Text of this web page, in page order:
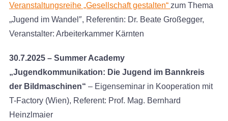
Veranstaltungsreihe „Gesellschaft gestalten“ zum Thema
„Jugend im Wandel″, Referentin: Dr. Beate Großegger,
Veranstalter: Arbeiterkammer Kärnten
30.7.2025 – Summer Academy
„Jugendkommunikation: Die Jugend im Bannkreis
der Bildmaschinen“ – Eigenseminar in Kooperation mit
T-Factory (Wien), Referent: Prof. Mag. Bernhard
Heinzlmaier